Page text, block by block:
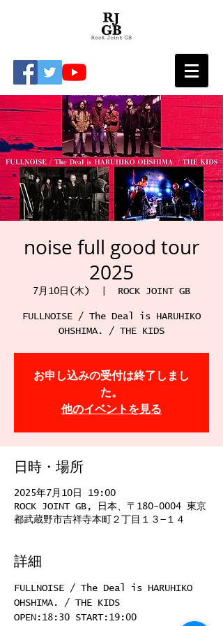
noise full good tour
2025
7月10日(木) ROCK JOINT GB
FULLNOISE / The Deal is HARUHIKO
OHSHIMA. / THE KIDS
お申し込みの受付は終了しまし
た。
他のイベントを見る
日時・場所
2025年7月10日 19:00
ROCK JOINT GB, 日本、〒180-0004 東京
都武蔵野市吉祥寺本町２丁目１３−１４
詳細
FULLNOISE / The Deal is HARUHIKO
OHSHIMA. / THE KIDS
OPEN:18:30 START:19:00